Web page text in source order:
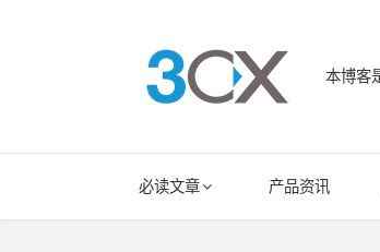
本博客
必读文章 产品资讯